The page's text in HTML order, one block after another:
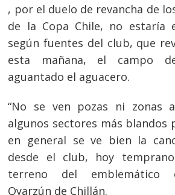
, por el duelo de revancha de
de la Copa Chile, no estaría
según fuentes del club, que
esta mañana, el campo
aguantado el aguacero.
“No se ven pozas ni zonas
algunos sectores más blandos
en general se ve bien la
desde el club, hoy
terreno del emblemático
Oyarzún de Chillán.